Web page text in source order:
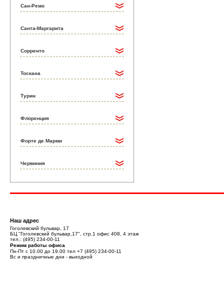
Сан-Ремо
Санта-Маргарита
Сорренто
Тоскана
Турин
Флоренция
Форте де Марми
Червиния
Наш адрес
Гоголевский бульвар, 17
БЦ "Гоголевский бульвар,17", стр.1 офис 408, 4 этаж
тел.: (495) 234-00-11
Режим работы офиса
Пн-Пт с 10.00 до 19.00 тел +7 (495) 234-00-11
Вс и праздничные дни - выходной